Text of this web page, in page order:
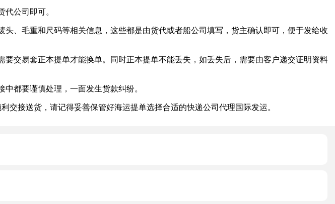
公司即可。
毛重和尺码等相关信息，这些都是由货代或者船公司填写，货主确认即可，便于发给收
易套正本提单才能换单。同时正本提单不能丢失，如丢失后，需要由客户递交证明资料
都要谨慎处理，一面发生货款纠纷。
接送货，请记得妥善保管好海运提单选择合适的快递公司代理国际发运。